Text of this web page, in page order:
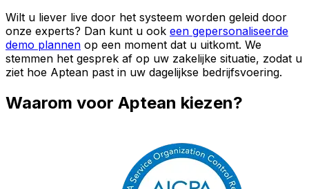
Wilt u liever live door het systeem worden geleid door
onze experts? Dan kunt u ook een gepersonaliseerde
demo plannen op een moment dat u uitkomt. We
stemmen het gesprek af op uw zakelijke situatie, zodat u
ziet hoe Aptean past in uw dagelijkse bedrijfsvoering.
Waarom voor Aptean kiezen?